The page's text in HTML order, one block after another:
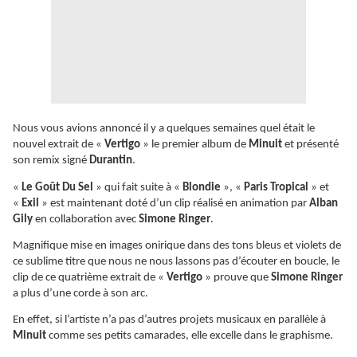
Nous vous avions annoncé il y a quelques semaines quel était le
nouvel extrait de « Vertigo » le premier album de Minuit et présenté
son remix signé Durantin.
« Le Goût Du Sel » qui fait suite à « Blondie », « Paris Tropical » et
« Exil » est maintenant doté d’un clip réalisé en animation par Alban
Gily en collaboration avec Simone Ringer.
Magnifique mise en images onirique dans des tons bleus et violets de
ce sublime titre que nous ne nous lassons pas d’écouter en boucle, le
clip de ce quatrième extrait de « Vertigo » prouve que Simone Ringer
a plus d’une corde à son arc.
En effet, si l’artiste n’a pas d’autres projets musicaux en parallèle à
Minuit comme ses petits camarades, elle excelle dans le graphisme.